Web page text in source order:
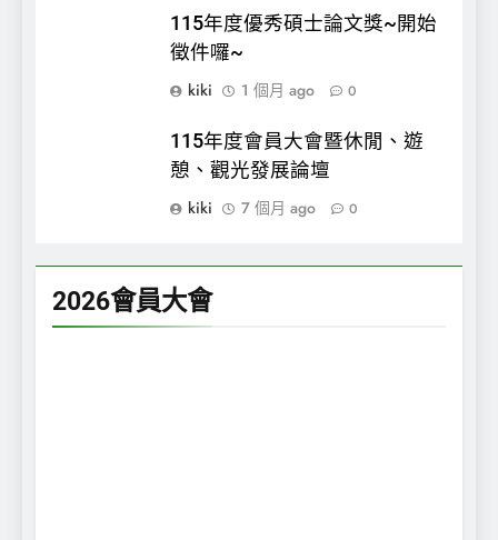
115年度優秀碩士論文獎~開始
徵件囉~
kiki
1 個月 ago 0
115年度會員大會暨休閒、遊
憩、觀光發展論壇
kiki
7 個月 ago 0
2026會員大會